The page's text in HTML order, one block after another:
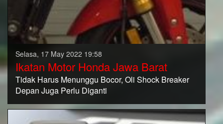
Selasa, 17 May 2022 19:58
Ikatan Motor Honda Jawa Barat
Tidak Harus Menunggu Bocor, Oli Shock Breaker
Depan Juga Perlu Diganti